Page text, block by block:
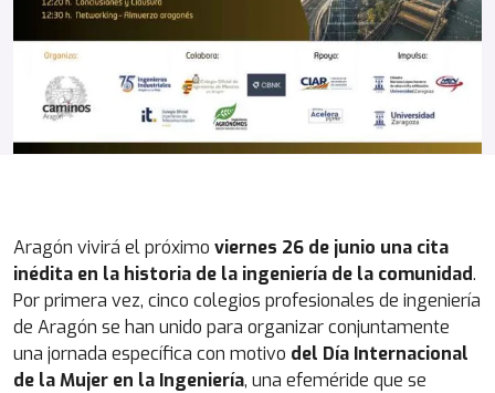
Aragón vivirá el próximo viernes 26 de junio una cita
inédita en la historia de la ingeniería de la comunidad.
Por primera vez, cinco colegios profesionales de ingeniería
de Aragón se han unido para organizar conjuntamente
una jornada específica con motivo del Día Internacional
de la Mujer en la Ingeniería, una efeméride que se